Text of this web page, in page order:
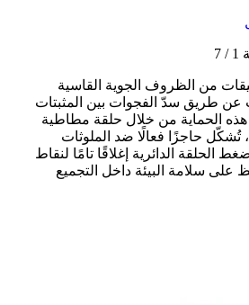
من الظروف الجوية القاسية
عن طريق سدّ الفجوات بين المثبتات
الحماية من خلال حلقة مطاطية
تُشكّل حاجزًا فعالًا ضد الملوثات
الحلقة الدائرية إغلاقًا تامًا لنقاط
على سلامة البيئة داخل التجميع